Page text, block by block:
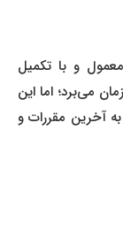
و با تکمیل
ماه زمان می‌برد؛ اما این
مقررات و